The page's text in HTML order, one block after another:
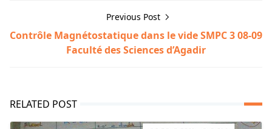
Previous Post
Contrôle Magnétostatique dans le vide SMPC 3 08-09
Faculté des Sciences d’Agadir
RELATED POST